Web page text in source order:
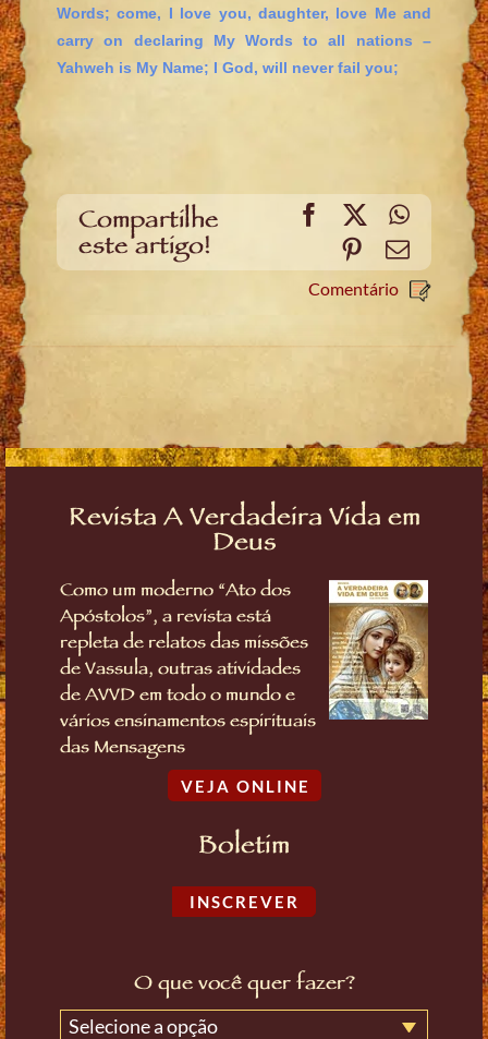
Words; come, I love you, daughter, love Me and
carry on declaring My Words to all nations –
Yahweh is My Name; I God, will never fail you;
Compartilhe
este artigo!
Facebook
X
Pinterest
Email
Comentário
Revista A Verdadeira Vida em
Deus
Como um moderno “Ato dos
Apóstolos”, a revista está
repleta de relatos das missões
de Vassula, outras atividades
de AVVD em todo o mundo e
vários ensinamentos espirituais
das Mensagens
VEJA ONLINE
Boletim
INSCREVER
O que você quer fazer?
Selecione a opção